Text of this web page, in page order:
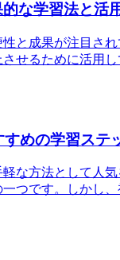
な学習法と活
と成果が注目さ
せるために活用
めの学習ステ
な方法として人
つです。しかし